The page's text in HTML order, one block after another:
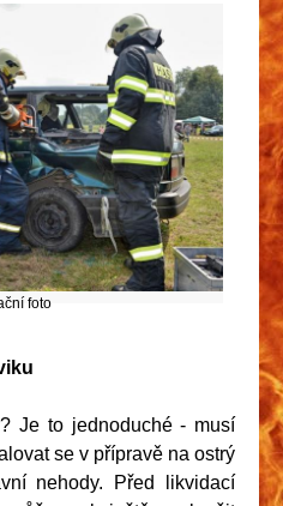
foto
Je to jednoduché - musí
se v přípravě na ostrý
nehody. Před likvidací